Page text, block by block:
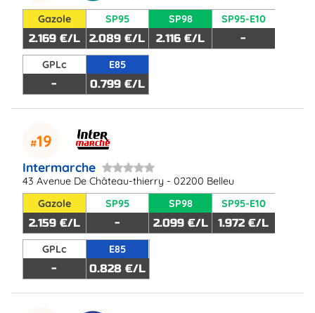
Gazole
2.169 €/L
SP95
2.089 €/L
SP98
2.116 €/L
SP95-E10
-
GPLc
-
E85
0.799 €/L
19
Intermarche
43 Avenue De Château-thierry - 02200 Belleu
Gazole
2.159 €/L
SP95
-
SP98
2.099 €/L
SP95-E10
1.972 €/L
GPLc
-
E85
0.828 €/L